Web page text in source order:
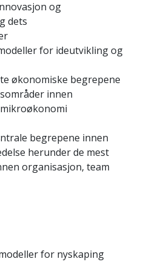
og
dets
for ideutvikling og
økonomiske begrepene
innen
begrepene innen
herunder de mest
organisasjon, team
for nyskaping